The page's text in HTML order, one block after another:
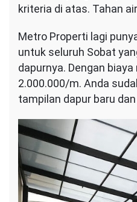
kriteria di atas. Tahan
Metro Properti lagi
untuk seluruh Sobat
dapurnya. Dengan biaya
2.000.000/m. Anda
tampilan dapur baru